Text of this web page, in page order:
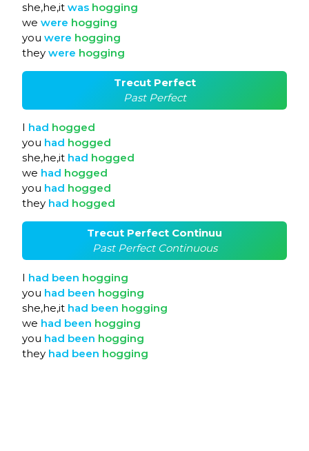
she,he,it was hogging
we were hogging
you were hogging
they were hogging
Trecut Perfect
Past Perfect
I had hogged
you had hogged
she,he,it had hogged
we had hogged
you had hogged
they had hogged
Trecut Perfect Continuu
Past Perfect Continuous
I had been hogging
you had been hogging
she,he,it had been hogging
we had been hogging
you had been hogging
they had been hogging